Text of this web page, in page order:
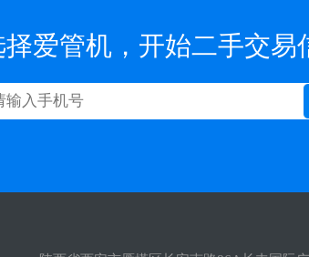
择爱管机，开始二手交易